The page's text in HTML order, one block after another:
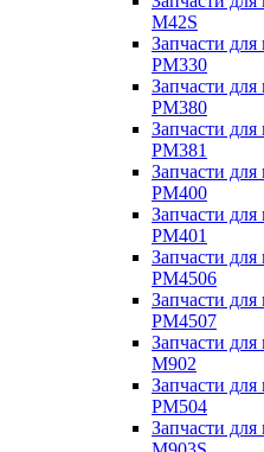
M42S
Запчасти
PM330
Запчасти
PM380
Запчасти
PM381
Запчасти
PM400
Запчасти
PM401
Запчасти
PM4506
Запчасти
PM4507
Запчасти
M902
Запчасти
PM504
Запчасти